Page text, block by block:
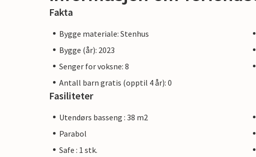
Fakta
Bygge materiale: Stenhus
Bygge (år): 2023
Senger for voksne: 8
Antall barn gratis (opptil 4 år): 0
Fasiliteter
Utendørs basseng : 38 m2
Parabol
Safe : 1 stk.